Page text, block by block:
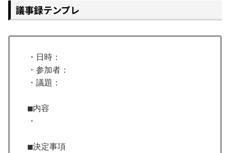
議事録テンプレ
・日時：
・参加者：
・議題：
■内容
・
■決定事項